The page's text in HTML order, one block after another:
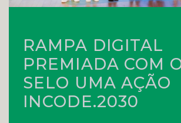
RAMPA DIGITAL
PREMIADA COM
SELO UMA AÇÃO
INCODE.2030